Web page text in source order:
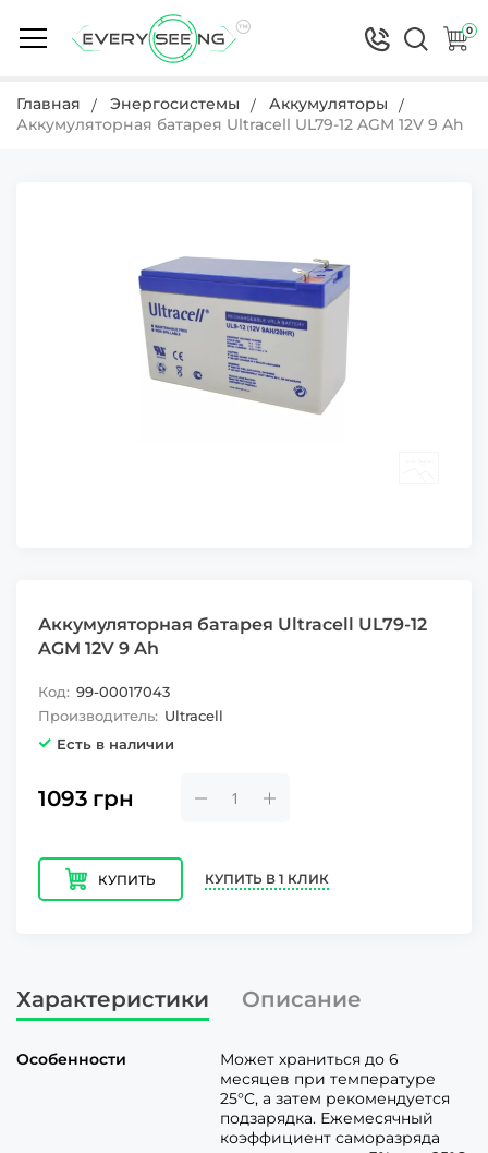
0
Главная Энергосистемы
Аккумуляторы
Аккумуляторная батарея Ultracell UL79-12 AGM 12V 9 Ah
Аккумуляторная батарея Ultracell UL79-12
AGM 12V 9 Ah
Код: 99-00017043
Производитель: Ultracell
Есть в наличии
1093 грн
КУПИТЬ КУПИТЬ В 1 КЛИК
Характеристики Описание
Особенности
Может храниться до 6
месяцев при температуре
25°C, а затем рекомендуется
подзарядка. Ежемесячный
коэффициент саморазряда